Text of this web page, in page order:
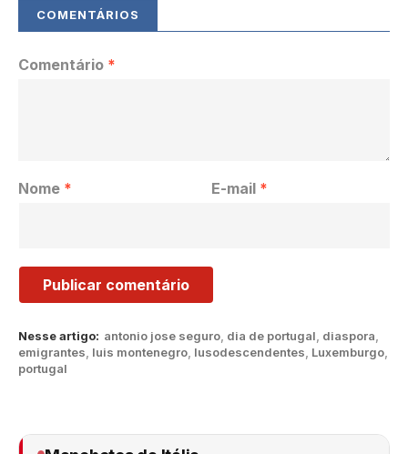
Nesse artigo: antonio jose seguro dia de portugal diaspora
emigrantes luis montenegro lusodescendentes Luxemburgo
portugal
Comentário *
Nome * E-mail *